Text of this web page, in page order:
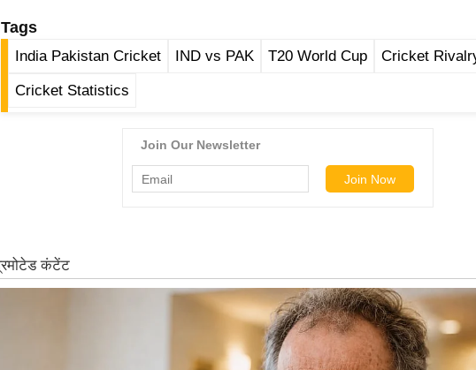
Tags
India Pakistan Cricket IND vs PAK T20 World Cup Cricket
Cricket Statistics